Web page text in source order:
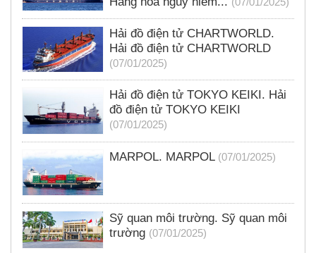
Hải đồ điện tử CHARTWORLD.
Hải đồ điện tử CHARTWORLD
(07/01/2025)
Hải đồ điện tử TOKYO KEIKI. Hải
đồ điện tử TOKYO KEIKI
(07/01/2025)
MARPOL. MARPOL (07/01/2025)
Sỹ quan môi trường. Sỹ quan môi
trường (07/01/2025)